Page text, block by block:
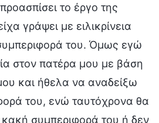
το έργο της
γράψει με ειλικρίνεια
του. Όμως εγώ
στον πατέρα μου με βάση
και ήθελα να αναδείξω
του, ενώ ταυτόχρονα θα
συμπεριφορά του ή δεν